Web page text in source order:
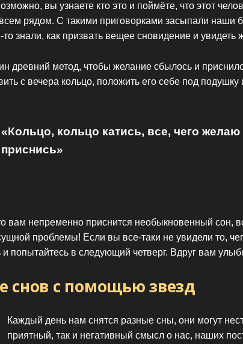
вы узнаете кто это и поймёте, что этот
рядом. С такими приговорками засыпали наши
знали, как призвать вещее сновидение и увидеть
древний метод, чтобы желание сбылось и
с вечера кольцо, положить его себе под подушку
«Кольцо, кольцо катись, все, чего желаю
приснись»
вам непременно приснится необыкновенный сон,
проблемы! Если вы все-таки не увидели то,
и попытайтесь в следующий четверг. Вдруг вам
снов с помощью звезд
Каждый день нам снятся разные сны, они могут
приятный, так и негативный смысл о нас, наших